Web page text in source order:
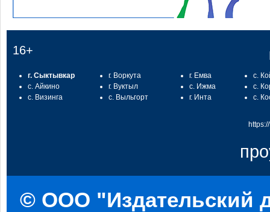
16+
г. Сыктывкар
с. Айкино
с. Визинга
г. Воркута
г. Вуктыл
с. Выльгорт
г. Емва
с. Ижма
г. Инта
с.
с.
с.
© ООО "Издательский